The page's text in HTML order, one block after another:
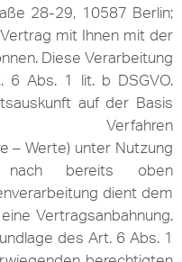
28-29, 10587 Berlin;
mit Ihnen mit der
Diese Verarbeitung
6 Abs. 1 lit. b DSGVO.
auf der Basis
Verfahren
– Werte) unter Nutzung
nach bereits oben
dient dem
Vertragsanbahnung.
des Art. 6 Abs. 1